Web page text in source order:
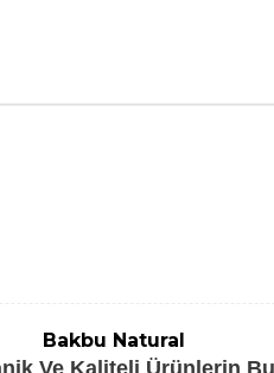
Bakbu Natural
Ve Kaliteli Ürünlerin